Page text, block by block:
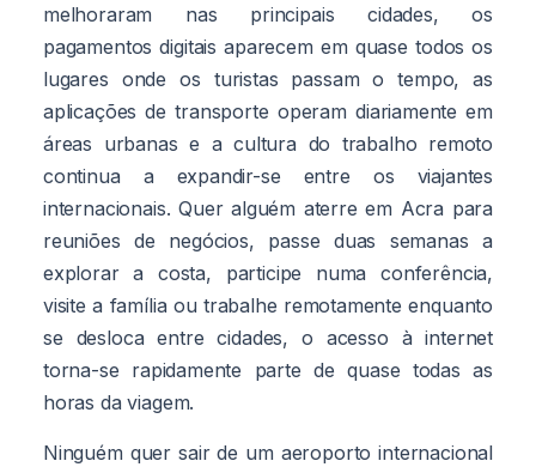
melhoraram nas principais cidades, os
pagamentos digitais aparecem em quase todos os
lugares onde os turistas passam o tempo, as
aplicações de transporte operam diariamente em
áreas urbanas e a cultura do trabalho remoto
continua a expandir-se entre os viajantes
internacionais. Quer alguém aterre em Acra para
reuniões de negócios, passe duas semanas a
explorar a costa, participe numa conferência,
visite a família ou trabalhe remotamente enquanto
se desloca entre cidades, o acesso à internet
torna-se rapidamente parte de quase todas as
horas da viagem.
Ninguém quer sair de um aeroporto internacional